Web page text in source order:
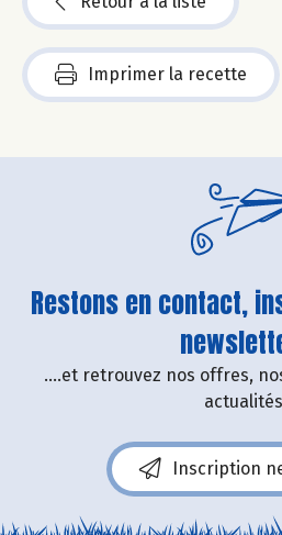
Imprimer la recette
Restons en contact,
....et retrouvez nos offres,
Inscription